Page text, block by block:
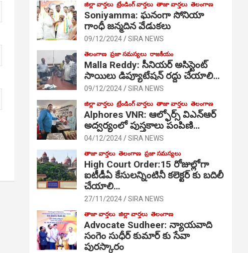
జిల్లా వార్తలు ట్రేండింగ్ వార్తలు తాజా వార్తలు తెలంగాణ
Soniyamma: ఘ‌నంగా సోనియా
గాంధీ జ‌న్మ‌దిన వేడుక‌లు
09/12/2024 SIRA NEWS
తెలంగాణ ప్రజా సమస్యలు రాజకీయం
Malla Reddy: సీనియర్ అసిస్టెంట్
సాయిలు డిప్యూటేషన్ రద్దు చేయాలి…
09/12/2024 SIRA NEWS
జిల్లా వార్తలు ట్రేండింగ్ వార్తలు తాజా వార్తలు తెలంగాణ
Alphores VNR: ఆల్ఫోర్స్ విఎన్ఆర్
అద్వర్యంలో పుస్తకాలు పంపిణి…
04/12/2024 SIRA NEWS
తాజా వార్తలు తెలంగాణ ప్రజా సమస్యలు
High Court Order:15 రోజుల్లోగా
ఐటీడీఏ కేసులన్నింటినీ కలెక్టర్ కు బదిలీ
చేయాలి…
27/11/2024 SIRA NEWS
తాజా వార్తలు జిల్లా వార్తలు తెలంగాణ
Advocate Sudheer: న్యాయవాది
సంగెం సుధీర్ కుమార్ కు సేవా
పురస్కారం